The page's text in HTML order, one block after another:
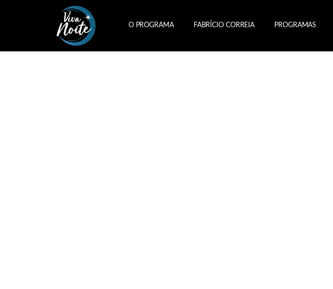
O PROGRAMA FABRÍCIO CORREIA PROGRAMAS